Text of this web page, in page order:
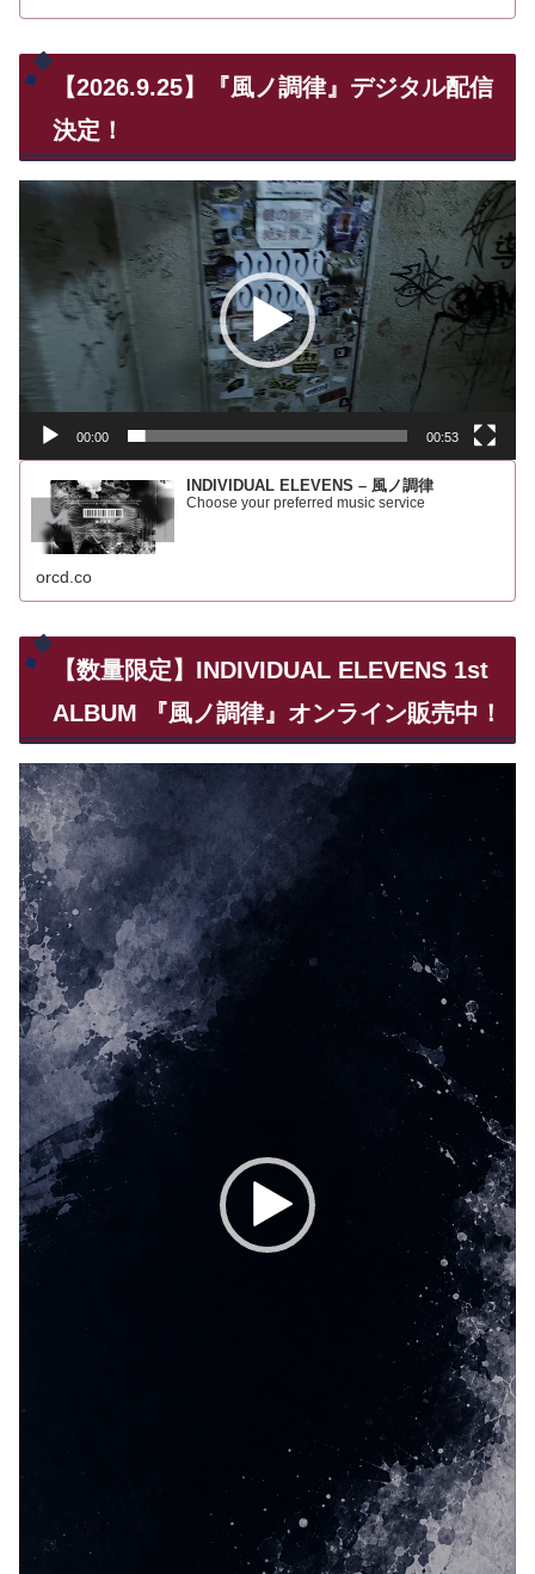
【2026.9.25】『風ノ調律』デジタル配信
決定！
レ
ー
ー
00:00 00:53
INDIVIDUAL ELEVENS – 風ノ調律
Choose your preferred music service
orcd.co
【数量限定】INDIVIDUAL ELEVENS 1st
ALBUM 『風ノ調律』オンライン販売中！
動
画
プ
レ
ー
ヤ
ー